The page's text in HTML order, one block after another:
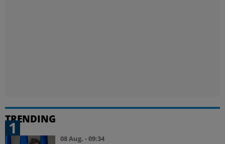
TRENDING
1
08 Aug. - 09:34